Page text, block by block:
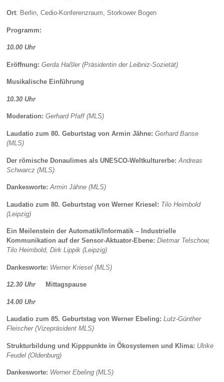
Ort: Berlin, Cedio-Konferenzraum, Storkower Bogen
Programm:
10.00 Uhr
Eröffnung:Gerda Haßler (Präsidentin der Leibniz-Sozietät)
Musikalische Einführung
10.30 Uhr
Moderation:Gerhard Pfaff (MLS)
Laudatio zum 80. Geburtstag von Armin Jähne:Gerhard Banse
(MLS)
Der römische Donaulimes als UNESCO-Weltkulturerbe:Andreas
Schwarcz (MLS)
Dankesworte:Armin Jähne (MLS)
Laudatio zum 80. Geburtstag von Werner Kriesel: Tilo Heimbold
(Leipzig)
Ein Meilenstein der Automatik/Informatik – Industrielle
Kommunikation auf der Sensor-Aktuator-Ebene:Dietmar Telschow,
Tilo Heimbold, Dirk Lippik (Leipzig)
Dankesworte: Werner Kriesel (MLS)
12.30 UhrMittagspause
14.00 Uhr
Laudatio zum 85. Geburtstag von Werner Ebeling:Lutz-Günther
Fleischer (Vizepräsident MLS)
Strukturbildung und Kipppunkte in Ökosystemen und Klima: Ulrike
Feudel (Oldenburg)
Dankesworte: Werner Ebeling (MLS)